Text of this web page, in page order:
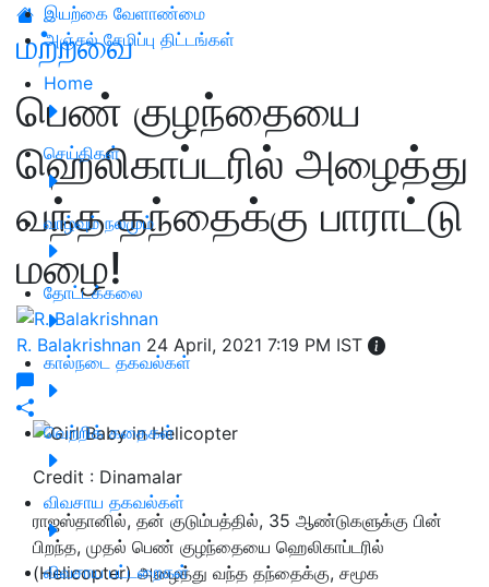
இயற்கை வேளாண்மை
அஞ்சல் சேமிப்பு திட்டங்கள்
Home
செய்திகள்
வாழ்வும் நலமும்
தோட்டக்கலை
கால்நடை தகவல்கள்
வெற்றிக் கதைகள்
விவசாய தகவல்கள்
விவசாய பட்டறைகள்
மற்றவை
பெண் குழந்தையை
ஹெலிகாப்டரில் அழைத்து
வந்த தந்தைக்கு பாராட்டு
மழை!
R. Balakrishnan 24 April, 2021 7:19 PM IST
Credit : Dinamalar
ராஜஸ்தானில், தன் குடும்பத்தில், 35 ஆண்டுகளுக்கு பின்
பிறந்த, முதல் பெண் குழந்தையை ஹெலிகாப்டரில்
(Helicopter) அழைத்து வந்த தந்தைக்கு, சமூக